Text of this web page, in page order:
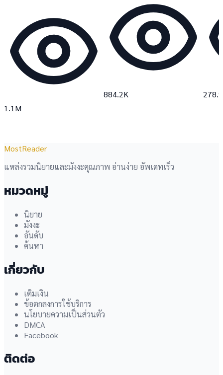
1.1M
884.2K
MostReader
แหล่งรวมนิยายและมังงะคุณภาพ อ่านง่าย อัพเดทเร็ว
หมวดหมู่
นิยาย
มังงะ
อันดับ
ค้นหา
เกี่ยวกับ
เติมเงิน
ข้อตกลงการใช้บริการ
นโยบายความเป็นส่วนตัว
DMCA
Facebook
ติดต่อ